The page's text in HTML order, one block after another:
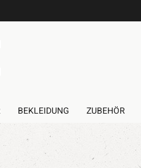
BEKLEIDUNG ZUBEHÖR